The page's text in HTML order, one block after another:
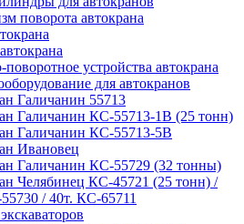
поворота автокрана
устройства автокрана
для автокранов
Галичанин 55713
Галичанин КС-55713-1В (25 тонн)
Галичанин КС-55713-5В
Ивановец
Галичанин КС-55729 (32 тонны)
Челябинец КС-45721 (25 тонн) /
/ 40т. КС-65711